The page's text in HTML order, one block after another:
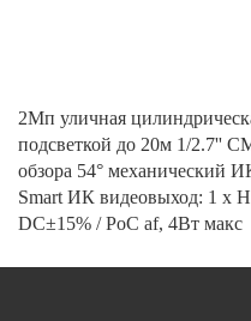
2Мп уличная
подсветкой до 20м 1/2.7''
обзора 54° механический
Smart ИК видеовыход: 1 х
DC±15% / PoC af, 4Вт макс